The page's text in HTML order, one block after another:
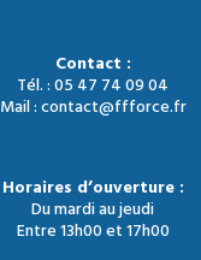
Contact :
Tél. : 05 47 74 09 04
Mail : contact@ffforce.fr
Horaires d’ouverture :
Du mardi au jeudi
Entre 13h00 et 17h00